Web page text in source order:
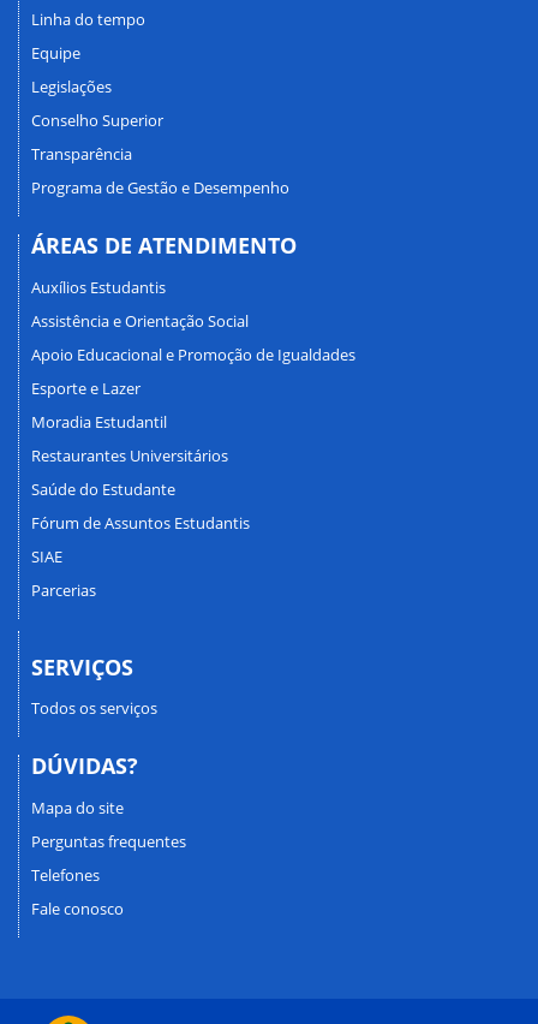
Linha do tempo
Equipe
Legislações
Conselho Superior
Transparência
Programa de Gestão e Desempenho
ÁREAS DE ATENDIMENTO
Auxílios Estudantis
Assistência e Orientação Social
Apoio Educacional e Promoção de Igualdades
Esporte e Lazer
Moradia Estudantil
Restaurantes Universitários
Saúde do Estudante
Fórum de Assuntos Estudantis
SIAE
Parcerias
SERVIÇOS
Todos os serviços
DÚVIDAS?
Mapa do site
Perguntas frequentes
Telefones
Fale conosco